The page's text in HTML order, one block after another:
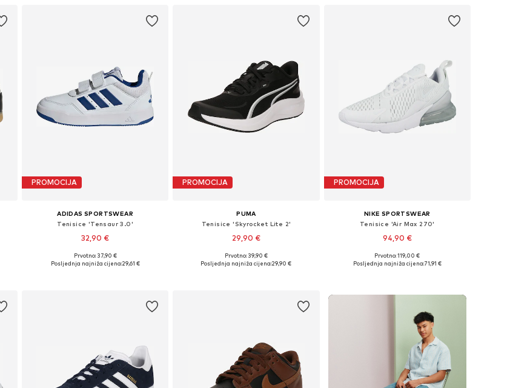
PROMOCIJA
ADIDAS SPORTSWEAR
Tenisice 'Tensaur 3.0'
32,90 €
+12
Dostupno u više veličina
Prvotno: 37,90 €
Posljednja najniža cijena:29,61 €
PROMOCIJA
PUMA
Tenisice 'Skyrocket Lite 2'
29,90 €
Dostupne veličine: 35,5, 36, 37,5, 38, 38,5
Prvotno: 39,90 €
Posljednja najniža cijena:29,90 €
PROMOCIJA
NIKE SPORTSWEAR
Tenisice 'Air Max 270'
94,90 €
Dostupno u više veličina
Prvotno: 119,00 €
Posljednja najniža cijena:71,91 €